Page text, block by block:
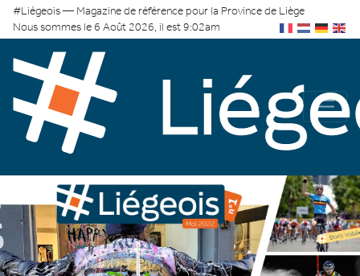
#Liégeois — Magazine de référence pour la Province de Liège
Nous sommes le 6 Août 2026, il est 9:02am